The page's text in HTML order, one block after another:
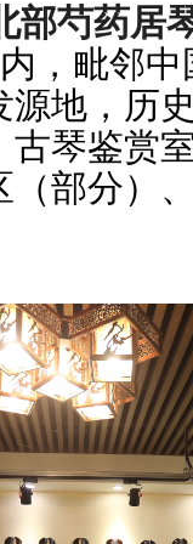
部芍药居
毗邻中
地，历
琴鉴赏
部分）